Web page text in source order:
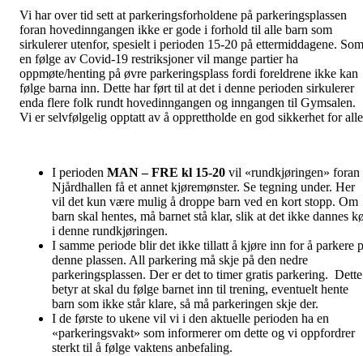
Vi har over tid sett at parkeringsforholdene på parkeringsplassen
foran hovedinngangen ikke er gode i forhold til alle barn som
sirkulerer utenfor, spesielt i perioden 15-20 på ettermiddagene. Som
en følge av Covid-19 restriksjoner vil mange partier ha
oppmøte/henting på øvre parkeringsplass fordi foreldrene ikke kan
følge barna inn. Dette har ført til at det i denne perioden sirkulerer
enda flere folk rundt hovedinngangen og inngangen til Gymsalen.
Vi er selvfølgelig opptatt av å opprettholde en god sikkerhet for
I perioden MAN – FRE kl 15-20 vil «rundkjøringen» foran
Njårdhallen få et annet kjøremønster. Se tegning under. Her
vil det kun være mulig å droppe barn ved en kort stopp. Om
barn skal hentes, må barnet stå klar, slik at det ikke dannes
i denne rundkjøringen.
I samme periode blir det ikke tillatt å kjøre inn for å parkere
denne plassen. All parkering må skje på den nedre
parkeringsplassen. Der er det to timer gratis parkering. Dette
betyr at skal du følge barnet inn til trening, eventuelt hente
barn som ikke står klare, så må parkeringen skje der.
I de første to ukene vil vi i den aktuelle perioden ha en
«parkeringsvakt» som informerer om dette og vi oppfordrer
sterkt til å følge vaktens anbefaling.